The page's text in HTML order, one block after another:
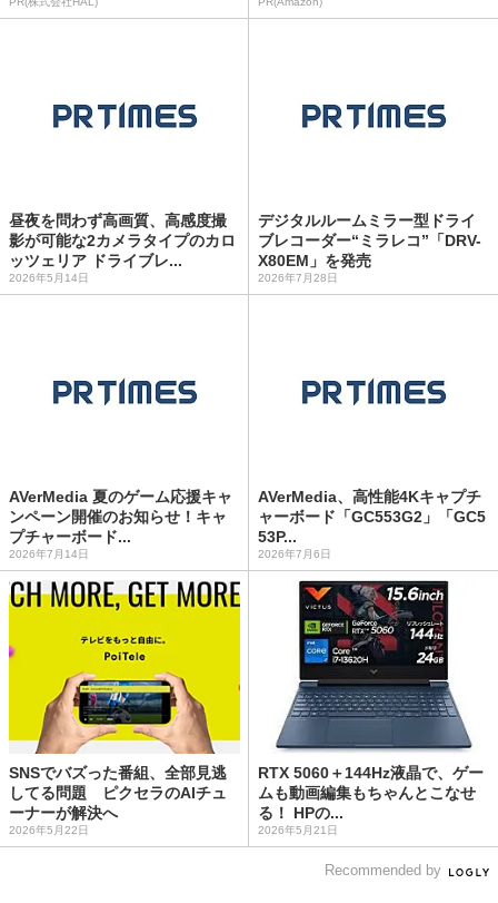
昼夜を問わず高画質、高感度撮
影が可能な2カメラタイプのカロ
ッツェリア ドライブレ...
2026年5月14日
デジタルルームミラー型ドライ
ブレコーダー“ミラレコ”「DRV-
X80EM」を発売
2026年7月28日
AVerMedia 夏のゲーム応援キャ
ンペーン開催のお知らせ！キャ
プチャーボード...
2026年7月14日
AVerMedia、高性能4Kキャプチ
ャーボード「GC553G2」「GC5
53P...
2026年7月6日
SNSでバズった番組、全部見逃
してる問題 ピクセラのAIチュ
ーナーが解決へ
2026年5月22日
RTX 5060＋144Hz液晶で、ゲー
ムも動画編集もちゃんとこなせ
る！ HPの...
2026年5月21日
Recommended by